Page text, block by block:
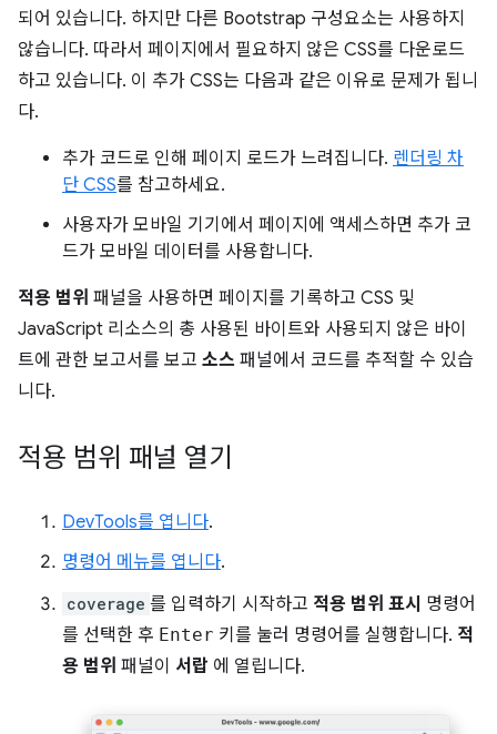
되어 있습니다. 하지만 다른 Bootstrap 구성요소는 사용하지
않습니다. 따라서 페이지에서 필요하지 않은 CSS를 다운로드
하고 있습니다. 이 추가 CSS는 다음과 같은 이유로 문제가 됩니
다.
추가 코드로 인해 페이지 로드가 느려집니다. 렌더링 차
단 CSS를 참고하세요.
사용자가 모바일 기기에서 페이지에 액세스하면 추가 코
드가 모바일 데이터를 사용합니다.
적용 범위 패널을 사용하면 페이지를 기록하고 CSS 및
JavaScript 리소스의 총 사용된 바이트와 사용되지 않은 바이
트에 관한 보고서를 보고 소스 패널에서 코드를 추적할 수 있습
니다.
적용 범위 패널 열기
DevTools를 엽니다.
명령어 메뉴를 엽니다.
coverage 를 입력하기 시작하고 적용 범위 표시 명령어
를 선택한 후 Enter 키를 눌러 명령어를 실행합니다. 적
용 범위 패널이 서랍 에 열립니다.